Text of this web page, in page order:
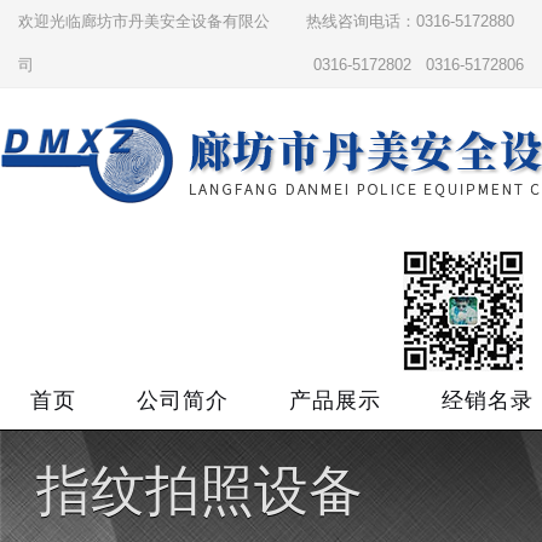
欢迎光临廊坊市丹美安全设备有限公
司
热线咨询电话：0316-5172880
0316-5172802 0316-5172806
首页 公司简介 产品展示 经销名录
指纹拍照设备